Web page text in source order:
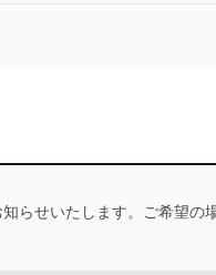
らせいたします。ご希望の